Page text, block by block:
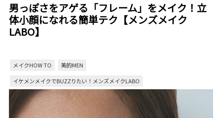
男っぽさをアゲる「フレーム」をメイク！立
体小顔になれる簡単テク【メンズメイク
LABO】
メイクHOW TO
美的MEN
イケメンメイクでBUZZりたい！メンズメイクLABO